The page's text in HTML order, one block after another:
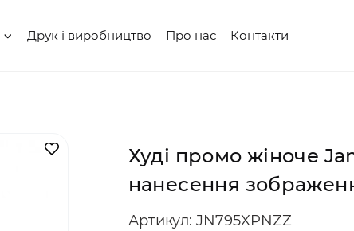
Друк і виробництво Про нас Контакти
В закладки Худі промо жіноче
нанесення
Артикул: JN795XPNZZ